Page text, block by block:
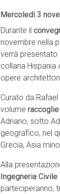
Mercoledì 3
Durante il
novembre nella
verrà presentato
collana
opere
Curato da
volume
Adriano, sotto
geografico, nel
Grecia, Asia
Alla
Ingegneria
parteciperanno,